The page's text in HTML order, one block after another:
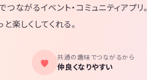
ながるイベント・コミュニティアプリ。
楽しくしてくれる。
共通の趣味でつながるから
仲良くなりやすい